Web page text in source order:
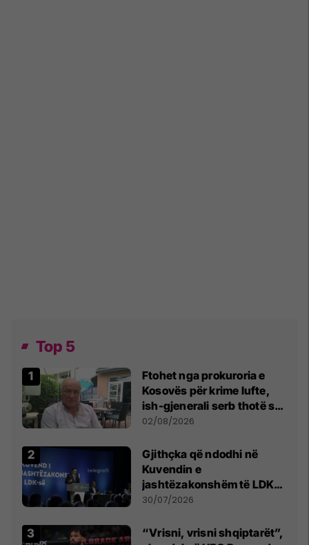
Top 5
Ftohet nga prokuroria e
Kosovës për krime lufte,
ish-gjenerali serb thotë se
dikush e tradhtoi në
02/08/2026
Gjithçka që ndodhi në
Kuvendin e
jashtëzakonshëm të LDK-
së
30/07/2026
“Vrisni, vrisni shqiptarët”,